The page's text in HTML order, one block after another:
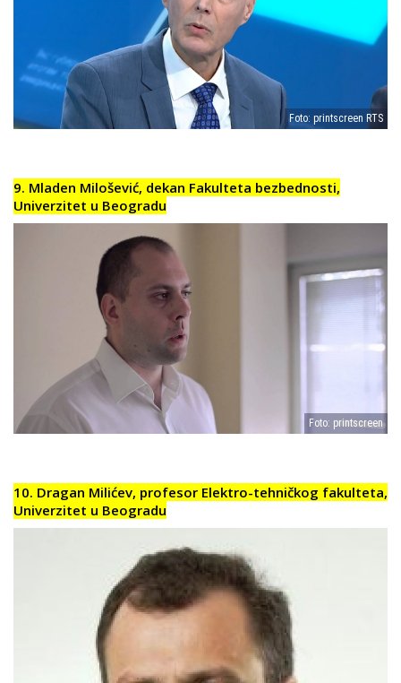
Foto: printscreen RTS
9. Mladen Milošević, dekan Fakulteta bezbednosti,
Univerzitet u Beogradu
Foto: printscreen
10. Dragan Milićev, profesor Elektro-tehničkog fakulteta,
Univerzitet u Beogradu